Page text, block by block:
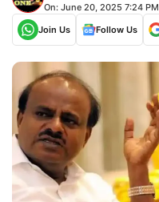
On: June 20, 2025 7:24 PM
Join Us
Follow Us